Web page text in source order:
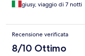
giusy, viaggio di 7 notti
Recensione verificata
8/10 Ottimo